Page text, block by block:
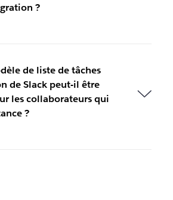
?
de liste de tâches
de Slack peut-il être
les collaborateurs qui
?